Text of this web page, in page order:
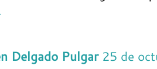
Delgado Pulgar 25 de